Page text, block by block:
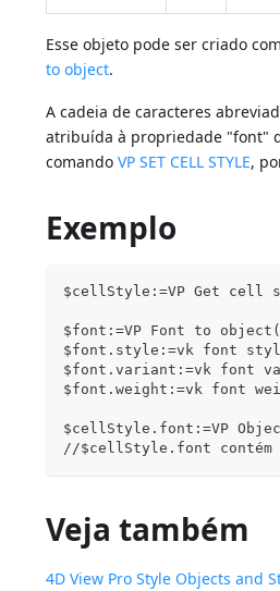
Esse objeto pode ser criado
to object.
A cadeia de caracteres
atribuída à propriedade "font"
comandoVP SET CELL STYLE,
Exemplo
$cellStyle:=VP Get cell
$font:=VP Font to
$font.style:=vk font
$font.variant:=vk font
$font.weight:=vk font
$cellStyle.font:=VP
//$cellStyle.font
Veja também
4D View Pro Style Objects and